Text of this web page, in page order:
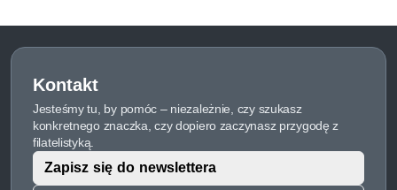
Kontakt
Jesteśmy tu, by pomóc – niezależnie, czy szukasz
konkretnego znaczka, czy dopiero zaczynasz przygodę z
filatelistyką.
Zapisz się do newslettera